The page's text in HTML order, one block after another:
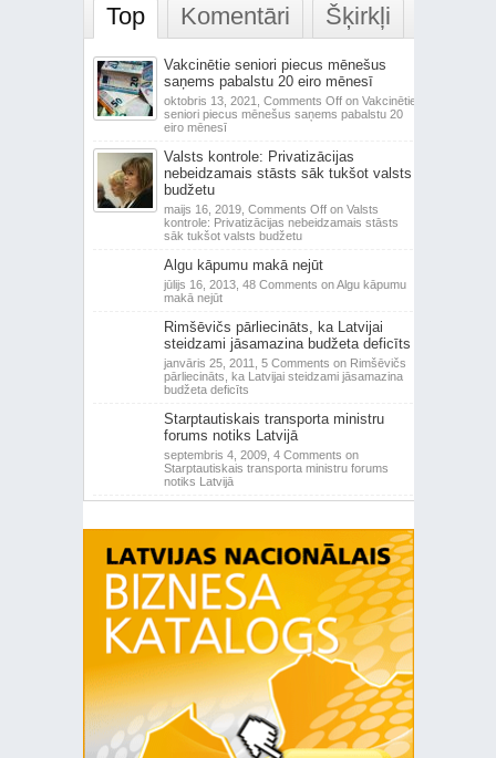
Top Komentāri Šķirkļi
Vakcinētie seniori piecus mēnešus
saņems pabalstu 20 eiro mēnesī
oktobris 13, 2021, Comments Offon Vakcinētie
seniori piecus mēnešus saņems pabalstu 20
eiro mēnesī
Valsts kontrole: Privatizācijas
nebeidzamais stāsts sāk tukšot valsts
budžetu
maijs 16, 2019, Comments Offon Valsts
kontrole: Privatizācijas nebeidzamais stāsts
sāk tukšot valsts budžetu
Algu kāpumu makā nejūt
jūlijs 16, 2013, 48 Comments on Algu kāpumu
makā nejūt
Rimšēvičs pārliecināts, ka Latvijai
steidzami jāsamazina budžeta deficīts
janvāris 25, 2011, 5 Comments on Rimšēvičs
pārliecināts, ka Latvijai steidzami jāsamazina
budžeta deficīts
Starptautiskais transporta ministru
forums notiks Latvijā
septembris 4, 2009, 4 Comments on
Starptautiskais transporta ministru forums
notiks Latvijā